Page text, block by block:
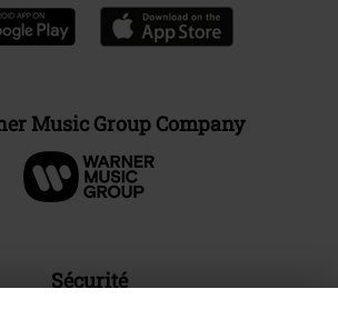
Music Group Company
Sécurité